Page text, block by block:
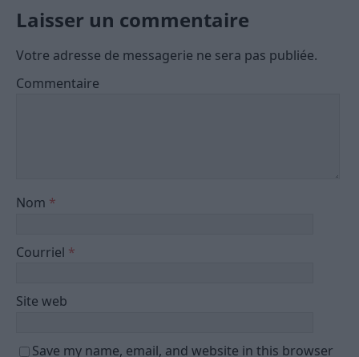
Laisser un commentaire
Votre adresse de messagerie ne sera pas publiée.
Commentaire
Nom *
Courriel *
Site web
Save my name, email, and website in this browser